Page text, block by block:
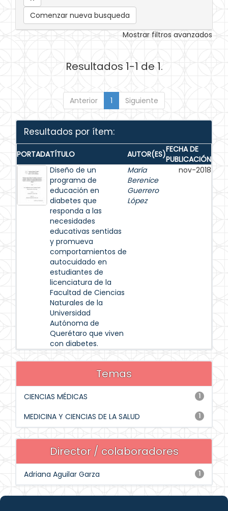
Comenzar nueva busqueda
Mostrar filtros avanzados
Resultados 1-1 de 1.
Anterior 1 Siguiente
Resultados por ítem:
PORTADATÍTULO AUTOR(ES)FECHA DE
PUBLICACIÓN
Diseño de un
programa de
educación en
diabetes que
responda a las
necesidades
educativas sentidas
y promueva
comportamientos de
autocuidado en
estudiantes de
licenciatura de la
Facultad de Ciencias
Naturales de la
Universidad
Autónoma de
Querétaro que viven
con diabetes.
María
Berenice
Guerrero
López
nov-2018
Temas
1
CIENCIAS MÉDICAS
1
MEDICINA Y CIENCIAS DE LA SALUD
Director / colaboradores
1
Adriana Aguilar Garza